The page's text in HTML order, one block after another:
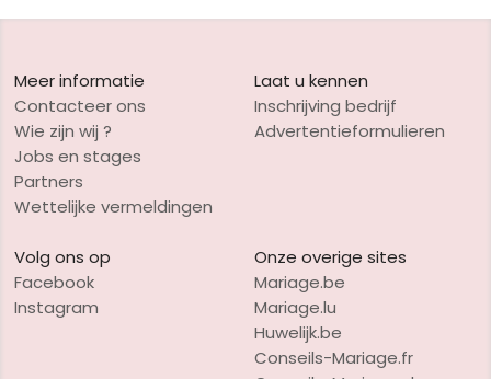
Meer informatie
Contacteer ons
Wie zijn wij ?
Jobs en stages
Partners
Wettelijke vermeldingen
Laat u kennen
Inschrijving bedrijf
Advertentieformulieren
Volg ons op
Facebook
Instagram
Onze overige sites
Mariage.be
Mariage.lu
Huwelijk.be
Conseils-Mariage.fr